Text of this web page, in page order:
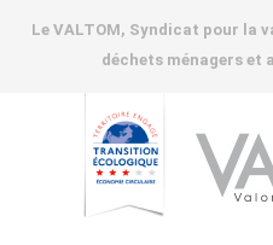
Le VALTOM, Syndicat pour la
déchets ménagers et